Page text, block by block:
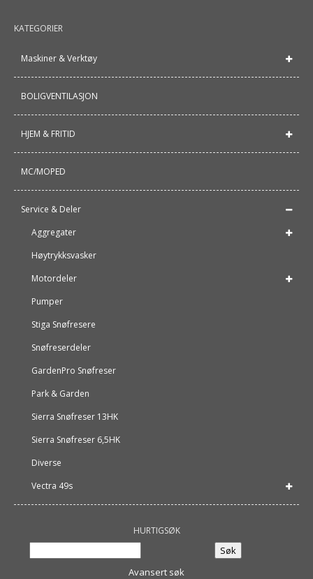
KATEGORIER
Maskiner & Verktøy
BOLIGVENTILASJON
HJEM & FRITID
MC/MOPED
Service & Deler
Aggregater
Høytrykksvasker
Motordeler
Pumper
Stiga Snøfresere
Snøfreserdeler
GardenPro Snøfreser
Park & Garden
Sierra Snøfreser 13HK
Sierra Snøfreser 6,5HK
Diverse
Vectra 49s
HURTIGSØK
Avansert søk